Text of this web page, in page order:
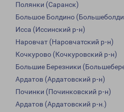
Полянки (Саранск)
Большое Болдино
Исса (Иссинский р-н)
Наровчат (Наровчатский р-н)
Кочкурово (Кочкуровский р-н)
Большие Березники
Ардатов (Ардатовский р-н)
Починки (Починковский р-н)
Ардатов (Ардатовский р-н.)